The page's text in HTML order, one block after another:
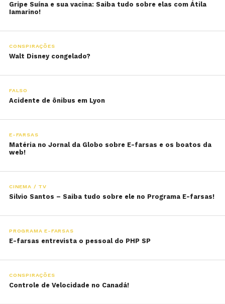
Gripe Suína e sua vacina: Saiba tudo sobre elas com Átila
Iamarino!
CONSPIRAÇÕES
Walt Disney congelado?
FALSO
Acidente de ônibus em Lyon
E-FARSAS
Matéria no Jornal da Globo sobre E-farsas e os boatos da
web!
CINEMA / TV
Silvio Santos – Saiba tudo sobre ele no Programa E-farsas!
PROGRAMA E-FARSAS
E-farsas entrevista o pessoal do PHP SP
CONSPIRAÇÕES
Controle de Velocidade no Canadá!